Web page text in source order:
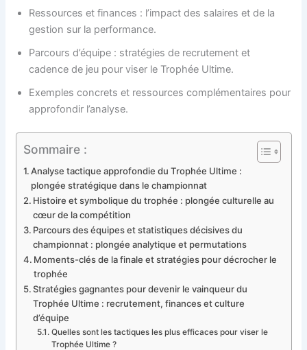
Ressources et finances : l’impact des salaires et de la
gestion sur la performance.
Parcours d’équipe : stratégies de recrutement et
cadence de jeu pour viser le Trophée Ultime.
Exemples concrets et ressources complémentaires pour
approfondir l’analyse.
Sommaire :
Analyse tactique approfondie du Trophée Ultime :
plongée stratégique dans le championnat
Histoire et symbolique du trophée : plongée culturelle au
cœur de la compétition
Parcours des équipes et statistiques décisives du
championnat : plongée analytique et permutations
Moments-clés de la finale et stratégies pour décrocher le
trophée
Stratégies gagnantes pour devenir le vainqueur du
Trophée Ultime : recrutement, finances et culture
d’équipe
Quelles sont les tactiques les plus efficaces pour viser le
Trophée Ultime ?